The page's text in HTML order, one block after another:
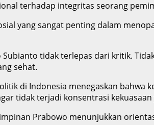
terhadap integritas seorang
yang sangat penting dalam
tidak terlepas dari kritik.
sehat.
di Indonesia menegaskan
tidak terjadi konsentrasi
Prabowo menunjukkan